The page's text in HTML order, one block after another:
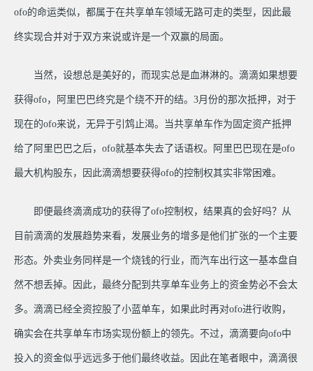
ofo的命运类似，都属于在共享单车领域无路可走的类型，因此最
终实现合并对于双方来说或许是一个双赢的局面。
当然，设想总是美好的，而现实总是血淋淋的。滴滴如果想要
获得ofo，阿里巴巴终究是个绕不开的结。3月份的那次抵押，对于
现在的ofo来说，无异于引鸩止渴。当共享单车作为固定资产抵押
给了阿里巴巴之后，ofo就基本失去了话语权。阿里巴巴现在是ofo
最大机构股东，因此滴滴想要获得ofo的控制权其实非常困难。
即便最终滴滴成功的获得了ofo控制权，结果真的会好吗？从
目前滴滴的发展趋势来看，发展业务的增多是他们扩张的一个主要
形态。外卖业务同样是一个烧钱的行业，而汽车出行这一基本盘自
然不想丢掉。因此，最终分配到共享单车业务上的资金势必不会太
多。滴滴已经全资控股了小蓝单车，如果此时再对ofo进行收购，
确实会在共享单车市场实现份额上的领先。不过，滴滴要向ofo中
投入的资金似乎远远多于他们最终收益。因此在笔者眼中，滴滴很